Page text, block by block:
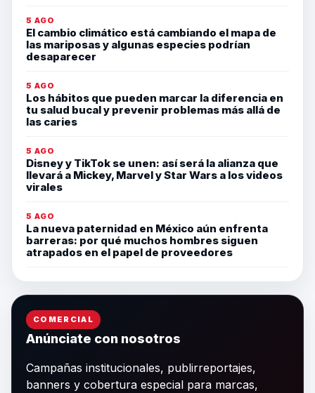
5 AGO
El cambio climático está cambiando el mapa de
las mariposas y algunas especies podrían
desaparecer
5 AGO
Los hábitos que pueden marcar la diferencia en
tu salud bucal y prevenir problemas más allá de
las caries
5 AGO
Disney y TikTok se unen: así será la alianza que
llevará a Mickey, Marvel y Star Wars a los videos
virales
5 AGO
La nueva paternidad en México aún enfrenta
barreras: por qué muchos hombres siguen
atrapados en el papel de proveedores
COMERCIAL
Anúnciate con nosotros
Campañas institucionales, publirreportajes,
banners y cobertura especial para marcas,